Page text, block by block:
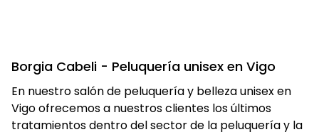
Borgia Cabeli - Peluquería unisex en Vigo
En nuestro salón de peluquería y belleza unisex en
Vigo ofrecemos a nuestros clientes los últimos
tratamientos dentro del sector de la peluquería y la